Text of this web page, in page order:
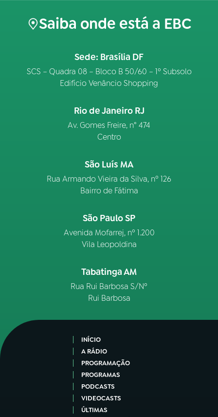
Saiba onde está a EBC
Sede: Brasília DF
SCS – Quadra 08 – Bloco B 50/60 – 1º Subsolo
Edifício Venâncio Shopping
Rio de Janeiro RJ
Av. Gomes Freire, n° 474
Centro
São Luís MA
Rua Armando Vieira da Silva, nº 126
Bairro de Fátima
São Paulo SP
Avenida Mofarrej, nº 1.200
Vila Leopoldina
Tabatinga AM
Rua Rui Barbosa S/Nº
Rui Barbosa
INÍCIO
A RÁDIO
PROGRAMAÇÃO
PROGRAMAS
PODCASTS
VIDEOCASTS
ÚLTIMAS